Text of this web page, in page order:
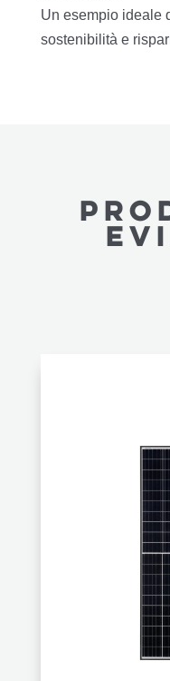
Un esempio ideale
sostenibilità e